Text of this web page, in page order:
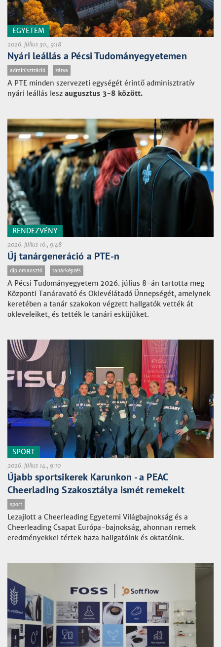
EGYETEM
2026. július 30., 9:18
Nyári leállás a Pécsi Tudományegyetemen
adminisztráció zárva
A PTE minden szervezeti egységét érintő adminisztratív
nyári leállás lesz augusztus 3-8 között.
RENDEZVÉNY
2026. július 16., 9:48
Új tanárgeneráció a PTE-n
diplomaosztó tanárképzés
A Pécsi Tudományegyetem 2026. július 8-án tartotta meg
Központi Tanáravató és Oklevélátadó Ünnepségét, amelynek
keretében a tanár szakokon végzett hallgatók vették át
okleveleiket, és tették le tanári esküjüket.
SPORT
2026. július 14., 9:10
Újabb sportsikerek Karunkon - a PEAC
Cheerlading Szakosztálya ismét remekelt
sport
Lezajlott a Cheerleading Egyetemi Világbajnokság és a
Cheerleading Csapat Európa-bajnokság, ahonnan remek
eredményekkel tértek haza hallgatóink és oktatóink.